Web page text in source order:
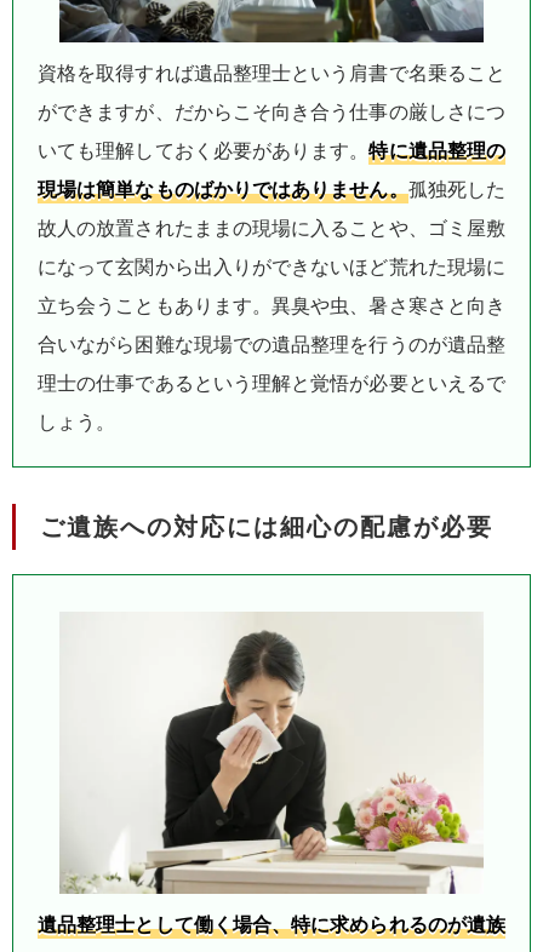
資格を取得すれば遺品整理士という肩書で名乗ること
ができますが、だからこそ向き合う仕事の厳しさにつ
いても理解しておく必要があります。特に遺品整理の
現場は簡単なものばかりではありません。孤独死した
故人の放置されたままの現場に入ることや、ゴミ屋敷
になって玄関から出入りができないほど荒れた現場に
立ち会うこともあります。異臭や虫、暑さ寒さと向き
合いながら困難な現場での遺品整理を行うのが遺品整
理士の仕事であるという理解と覚悟が必要といえるで
しょう。
ご遺族への対応には細心の配慮が必要
遺品整理士として働く場合、特に求められるのが遺族